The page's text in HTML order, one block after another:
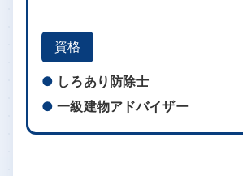
資格
しろあり防除士
一級建物アドバイザー